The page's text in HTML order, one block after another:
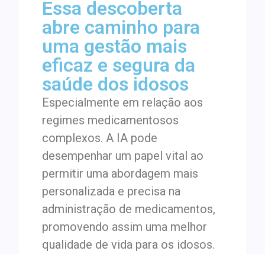
Essa descoberta
abre caminho para
uma gestão mais
eficaz e segura da
saúde dos idosos
Especialmente em relação aos
regimes medicamentosos
complexos. A IA pode
desempenhar um papel vital ao
permitir uma abordagem mais
personalizada e precisa na
administração de medicamentos,
promovendo assim uma melhor
qualidade de vida para os idosos.